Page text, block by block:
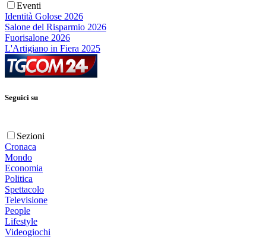
Eventi
Identità Golose 2026
Salone del Risparmio 2026
Fuorisalone 2026
L'Artigiano in Fiera 2025
Seguici su
Sezioni
Cronaca
Mondo
Economia
Politica
Spettacolo
Televisione
People
Lifestyle
Videogiochi